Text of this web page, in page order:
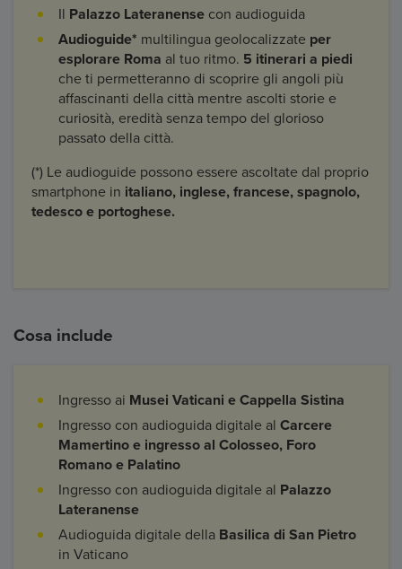
Il Palazzo Lateranense con audioguida
Audioguide* multilingua geolocalizzate per
esplorare Roma al tuo ritmo. 5 itinerari a piedi
che ti permetteranno di scoprire gli angoli più
affascinanti della città mentre ascolti storie e
curiosità, eredità senza tempo del glorioso
passato della città.
(*) Le audioguide possono essere ascoltate dal proprio
smartphone in italiano, inglese, francese, spagnolo,
tedesco e portoghese.
Cosa include
Ingresso ai Musei Vaticani e Cappella Sistina
Ingresso con audioguida digitale al Carcere
Mamertino e ingresso al Colosseo, Foro
Romano e Palatino
Ingresso con audioguida digitale al Palazzo
Lateranense
Audioguida digitale della Basilica di San Pietro
in Vaticano